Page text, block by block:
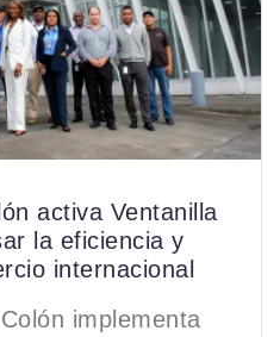
activa Ventanilla
la eficiencia y
internacional
implementa